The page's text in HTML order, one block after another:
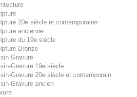
20e siècle et contemporaine
ancienne
du 19e siècle
Bronze
Gravure
Gravure 19e siècle
Gravure 20e siècle et contemporain
Gravure ancien